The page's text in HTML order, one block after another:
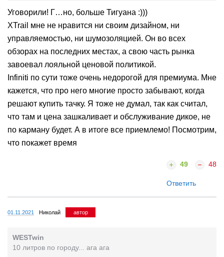
Уговорили! Г…но, больше Тигуана :)))
XTrail мне не нравится ни своим дизайном, ни
управляемостью, ни шумозоляцией. Он во всех
обзорах на последних местах, а свою часть рынка
завоевал лояльной ценовой политикой.
Infiniti по сути тоже очень недорогой для премиума. Мне
кажется, что про него многие просто забывают, когда
решают купить тачку. Я тоже не думал, так как считал,
что там и цена зашкаливает и обслуживание дикое, не
по карману будет. А в итоге все приемлемо! Посмотрим,
что покажет время
49 48
Ответить
01.11.2021 Николай автор
WESTwin
10 литров по городу... ага ага